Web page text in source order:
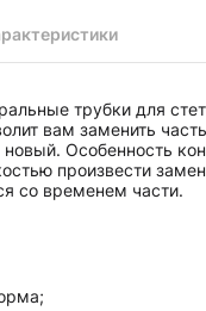
трубки для
вам заменить
Особенность
произвести
со временем части.